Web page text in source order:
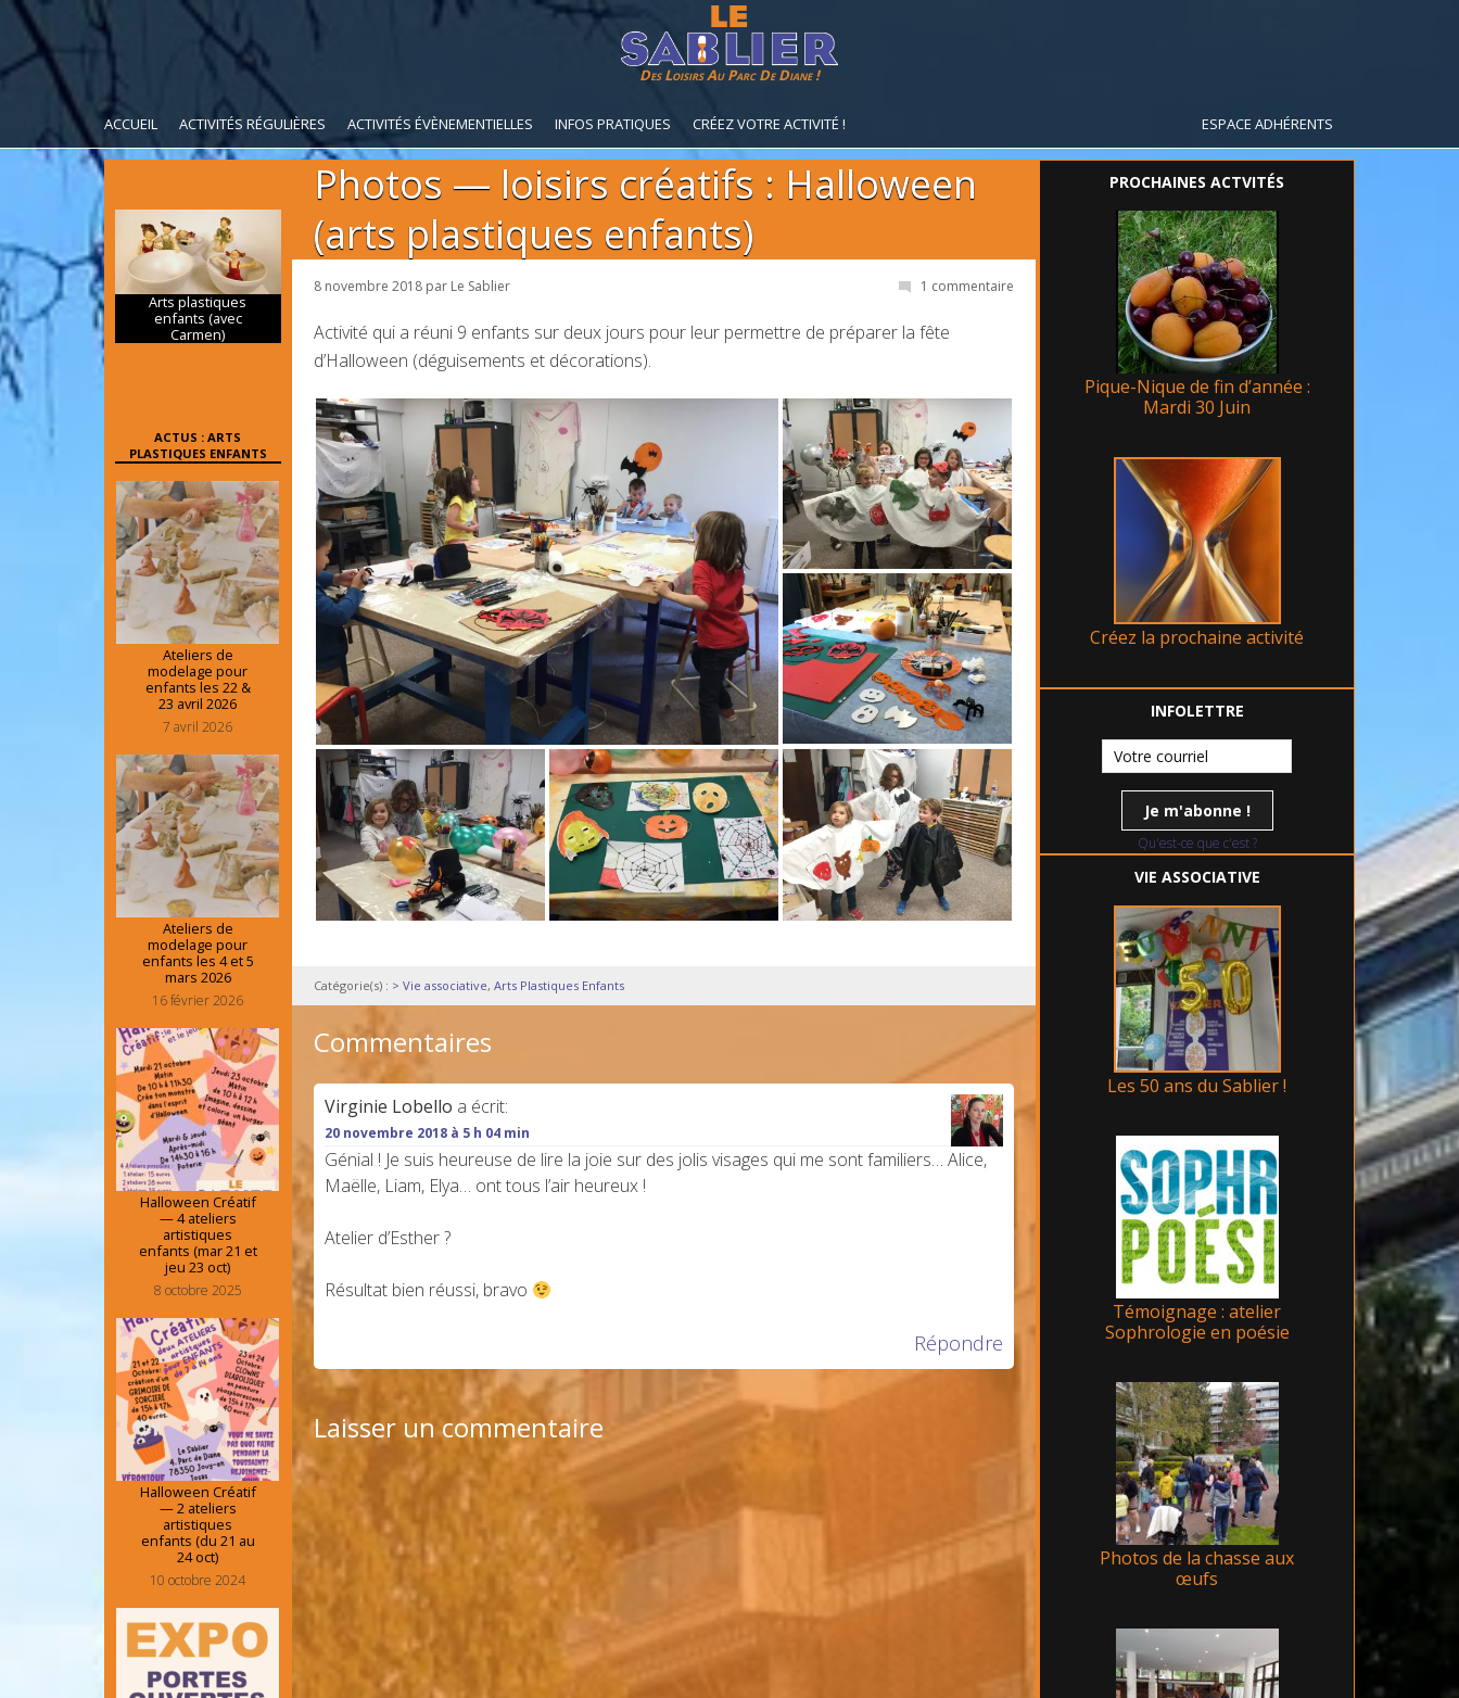
Des Loisirs Au Parc De Diane !
ACCUEIL ACTIVITÉS RÉGULIÈRES ACTIVITÉS ÉVÈNEMENTIELLES INFOS PRATIQUES CRÉEZ VOTRE ACTIVITÉ ! ESPACE ADHÉRENTS
Photos — loisirs créatifs : Halloween
(arts plastiques enfants)
8 novembre 2018par Le Sablier 1 commentaire
Activité qui a réuni 9 enfants sur deux jours pour leur permettre de préparer la fête
d’Halloween (déguisements et décorations).
Catégorie(s) : > Vie associative, Arts Plastiques Enfants
Commentaires
Virginie Lobello a écrit:
20 novembre 2018 à 5 h 04 min
Génial ! Je suis heureuse de lire la joie sur des jolis visages qui me sont familiers… Alice,
Maëlle, Liam, Elya… ont tous l’air heureux !
Atelier d’Esther ?
Résultat bien réussi, bravo
Répondre
Laisser un commentaire
PROCHAINES ACTVITÉS
Pique-Nique de fin d’année :
Mardi 30 Juin
Créez la prochaine activité
INFOLETTRE
Qu'est-ce que c'est ?
VIE ASSOCIATIVE
Les 50 ans du Sablier !
Témoignage : atelier
Sophrologie en poésie
Photos de la chasse aux
œufs
Arts plastiques
enfants (avec
Carmen)
ACTUS : ARTS
PLASTIQUES ENFANTS
Ateliers de
modelage pour
enfants les 22 &
23 avril 2026
7 avril 2026
Ateliers de
modelage pour
enfants les 4 et 5
mars 2026
16 février 2026
Halloween Créatif
— 4 ateliers
artistiques
enfants (mar 21 et
jeu 23 oct)
8 octobre 2025
Halloween Créatif
— 2 ateliers
artistiques
enfants (du 21 au
24 oct)
10 octobre 2024